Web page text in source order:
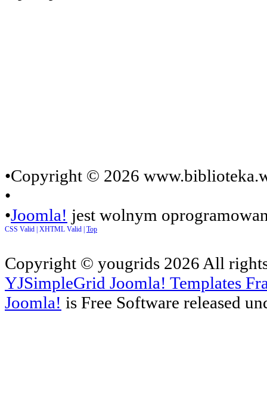
•Copyright © 2026
•
•Joomla! jest wolnym
CSS Valid | XHTML Valid | Top
Copyright © yougrids 2026 All
YJSimpleGrid Joomla! Templates
Joomla! is Free Software released